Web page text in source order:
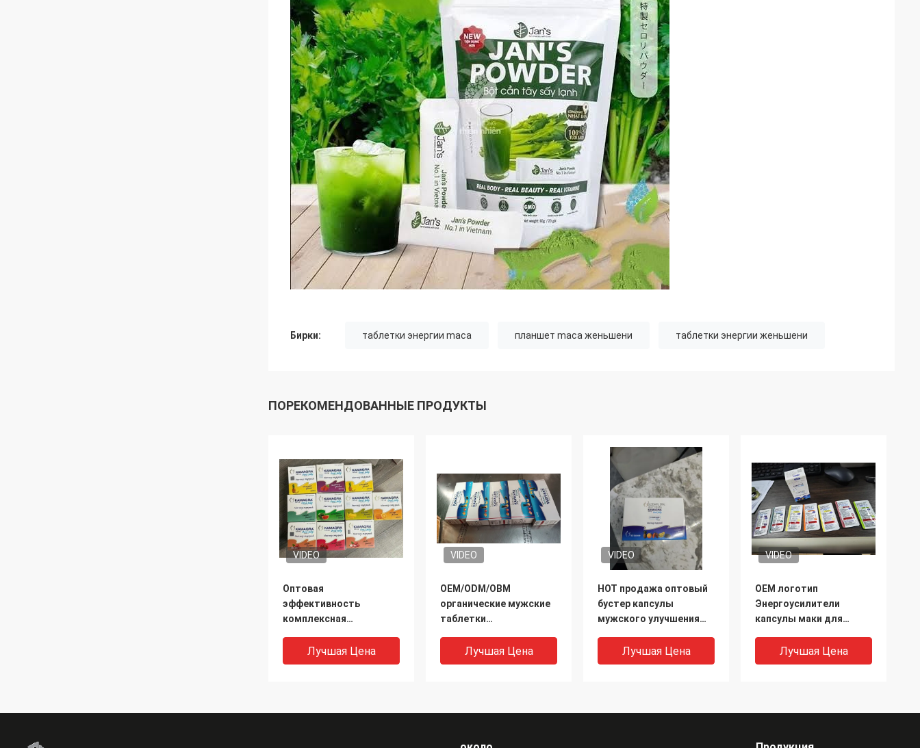
Бирки: таблетки энергии maca планшет maca женьшени таблетки энергии женьшени
ПОРЕКОМЕНДОВАННЫЕ ПРОДУКТЫ
VIDEO
Оптовая
эффективность
комплексная
медицинская помощь
горячий коза трава
Лучшая Цена
VIDEO
OEM/ODM/OBM
органические мужские
таблетки
мужчин Витамины
увеличивают
Лучшая Цена
VIDEO
HOT продажа оптовый
бустер капсулы
мужского улучшения
энергетической
капсулы для мужчины
Лучшая Цена
VIDEO
OEM логотип
Энергоусилители
капсулы маки для
органические черный
экстракт маки корня
Лучшая Цена